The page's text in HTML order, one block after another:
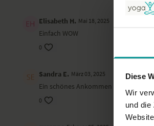
Diese
Wir
und die
Elisabeth H. Mai 18, 2025
Einfach WOW
0
Sandra E. März 03, 2025
Ein schönes Ankommen am Morgen,
0